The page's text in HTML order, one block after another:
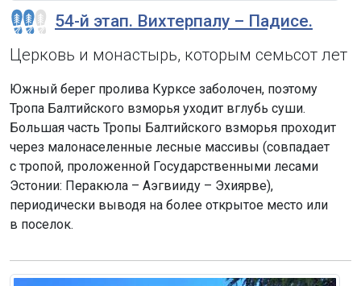
54-й этап. Вихтерпалу – Падисе.
Церковь и монастырь, которым семьсот лет
Южный берег пролива Курксе заболочен, поэтому
Тропа Балтийского взморья уходит вглубь суши.
Большая часть Тропы Балтийского взморья проходит
через малонаселенные лесные массивы (совпадает
с тропой, проложенной Государственными лесами
Эстонии: Перакюла – Аэгвииду – Эхиярве),
периодически выводя на более открытое место или
в поселок.